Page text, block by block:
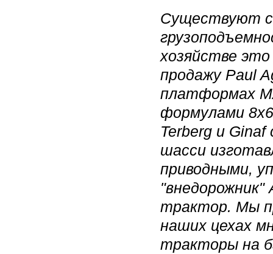
Существуют
хозяйстве
продажу Paul
платформах
формулами
Terberg и
шасси
приводными,
трактор. Мы
наших цехах
тракторы на